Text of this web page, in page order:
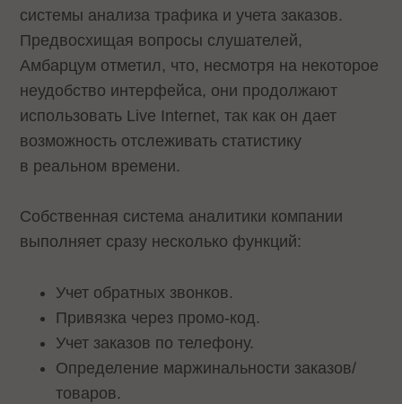
системы анализа трафика и учета заказов.
Предвосхищая вопросы слушателей,
Амбарцум отметил, что, несмотря на некоторое
неудобство интерфейса, они продолжают
использовать Live Internet, так как он дает
возможность отслеживать статистику
в реальном времени.
Собственная система аналитики компании
выполняет сразу несколько функций:
Учет обратных звонков.
Привязка через промо-код.
Учет заказов по телефону.
Определение маржинальности заказов/
товаров.